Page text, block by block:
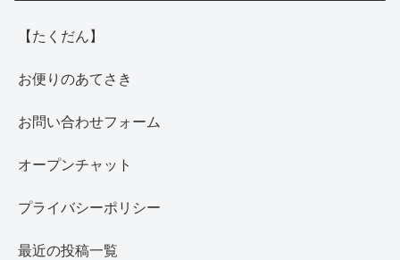
【たくだん】
お便りのあてさき
お問い合わせフォーム
オープンチャット
プライバシーポリシー
最近の投稿一覧